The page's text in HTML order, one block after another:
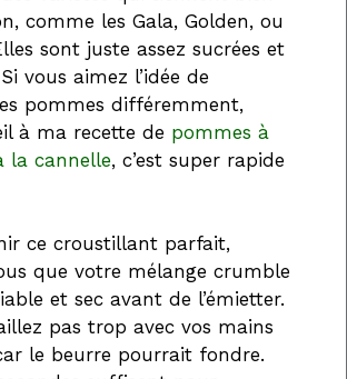
comme les Gala, Golden, ou
sont juste assez sucrées et
vous aimez l’idée de
pommes différemment,
à ma recette de pommes à
la cannelle, c’est super rapide
ce croustillant parfait,
que votre mélange crumble
et sec avant de l’émietter.
pas trop avec vos mains
le beurre pourrait fondre.